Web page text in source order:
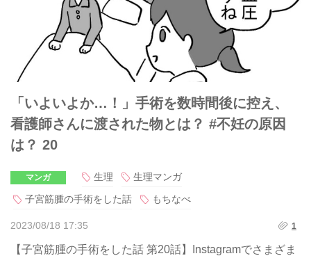
「いよいよか…！」手術を数時間後に控え、
看護師さんに渡された物とは？ #不妊の原因
は？ 20
マンガ 生理
生理マンガ
子宮筋腫の手術をした話
もちなべ
2023/08/18 17:35 1
【子宮筋腫の手術をした話 第20話】Instagramでさまざま